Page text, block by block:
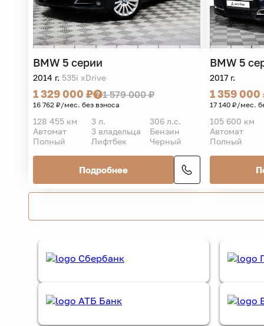
BMW 5 серии
2014 г. 535i xDrive
1 329 000 ₽ 1 579 000 ₽
16 762 ₽/мес. без взноса
128 455 км 3 л.
306 л.с.
Автомат
3 владельца
Бензин
Полный
Лифтбек Черный
Подробнее
BMW 5
2017 г.
1 359 000
17 140 ₽/мес.
105 600 км
Автомат
Полный